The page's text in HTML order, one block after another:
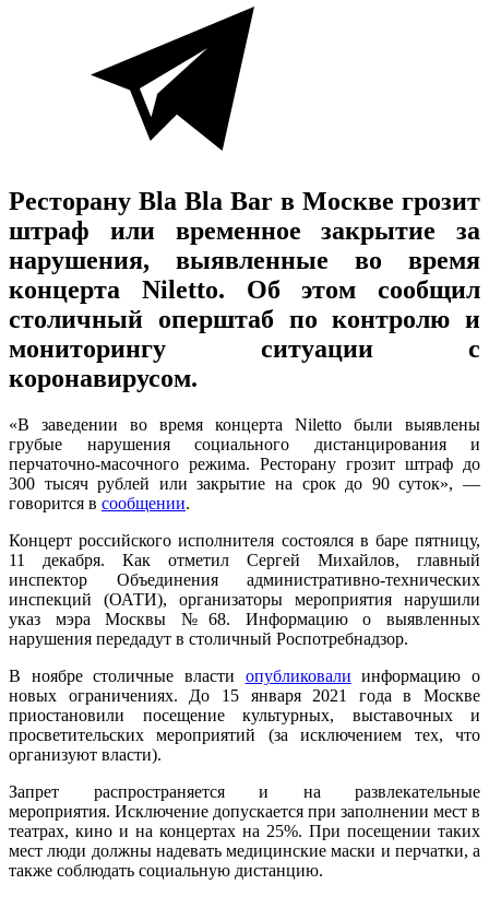
Ресторану Bla Bla Bar в Москве грозит
штраф или временное закрытие за
нарушения, выявленные во время
концерта Niletto. Об этом сообщил
столичный оперштаб по контролю и
мониторингу ситуации с
коронавирусом.
«В заведении во время концерта Niletto были выявлены
грубые нарушения социального дистанцирования и
перчаточно-масочного режима. Ресторану грозит штраф до
300 тысяч рублей или закрытие на срок до 90 суток», —
говорится в сообщении.
Концерт российского исполнителя состоялся в баре пятницу,
11 декабря. Как отметил Сергей Михайлов, главный
инспектор Объединения административно-технических
инспекций (ОАТИ), организаторы мероприятия нарушили
указ мэра Москвы №68. Информацию о выявленных
нарушения передадут в столичный Роспотребнадзор.
В ноябре столичные власти опубликовали информацию о
новых ограничениях. До 15 января 2021 года в Москве
приостановили посещение культурных, выставочных и
просветительских мероприятий (за исключением тех, что
организуют власти).
Запрет распространяется и на развлекательные
мероприятия. Исключение допускается при заполнении мест в
театрах, кино и на концертах на 25%. При посещении таких
мест люди должны надевать медицинские маски и перчатки, а
также соблюдать социальную дистанцию.